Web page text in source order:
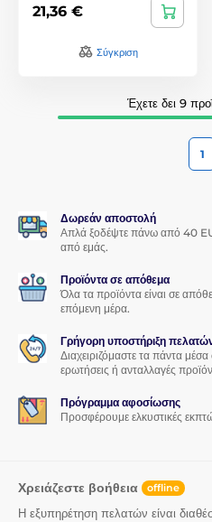
21,36 €
Σύγκριση
Έχετε δει 9
1
Δωρεάν αποστολή
Απλά ξοδέψτε πάνω από 40
από εμάς.
Προϊόντα σε απόθεμα
Όλα τα προϊόντα είναι σε
επόμενη μέρα.
Γρήγορη υποστήριξη
Διαχειριζόμαστε τα πάντα
ερωτήσεις ή ανταλλαγές
Πρόγραμμα αφοσίωσης
Προσφέρουμε ελκυστικές
Χρειάζεστε βοήθεια offline
Η εξυπηρέτηση πελατών είναι